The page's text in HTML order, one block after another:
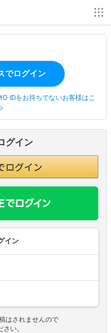
IDをお持ちでないお客様はこ
グイン
イン
はされませんので
さい。